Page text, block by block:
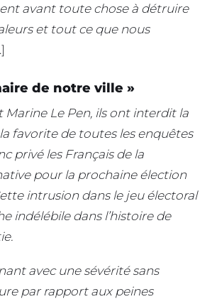
avant toute chose à détruire
et tout ce que nous
de notre ville »
Le Pen, ils ont interdit la
favorite de toutes les enquêtes
privé les Français de la
pour la prochaine élection
intrusion dans le jeu électoral
indélébile dans l’histoire de
avec une sévérité sans
par rapport aux peines